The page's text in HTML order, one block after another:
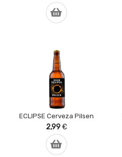
ECLIPSE Cerveza Pilsen
2,99€